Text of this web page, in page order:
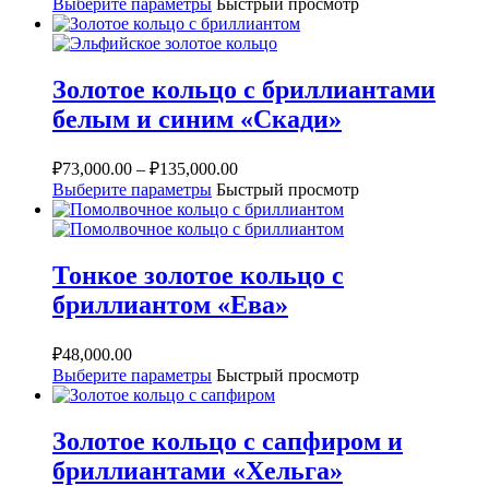
Выберите параметры Быстрый просмотр
Золотое кольцо с бриллиантами
белым и синим «Скади»
₽73,000.00 – ₽135,000.00
Выберите параметры Быстрый просмотр
Тонкое золотое кольцо с
бриллиантом «Ева»
₽48,000.00
Выберите параметры Быстрый просмотр
Золотое кольцо с сапфиром и
бриллиантами «Хельга»